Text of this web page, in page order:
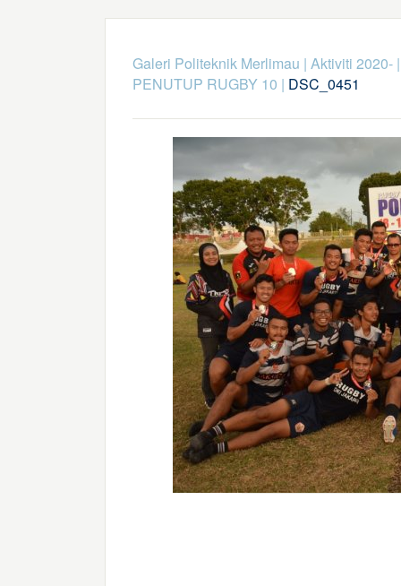
Galeri Politeknik Merlimau | Aktiviti 2020-
PENUTUP RUGBY 10 | DSC_0451